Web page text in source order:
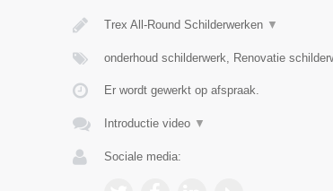
Trex All-Round Schilderwerken ▼
onderhoud schilderwerk, Renovatie
Er wordt gewerkt op afspraak.
Introductie video ▼
Sociale media: